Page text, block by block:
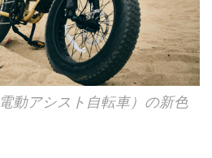
動アシスト自転車）の新色